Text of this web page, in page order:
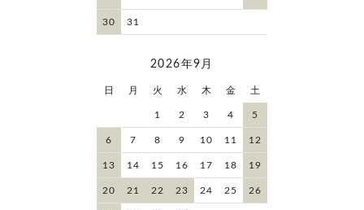
30 31
2026年9月
日 月 火 水 木 金 土
1 2 3 4 5
6 7 8 9 10 11 12
13 14 15 16 17 18 19
20 21 22 23 24 25 26